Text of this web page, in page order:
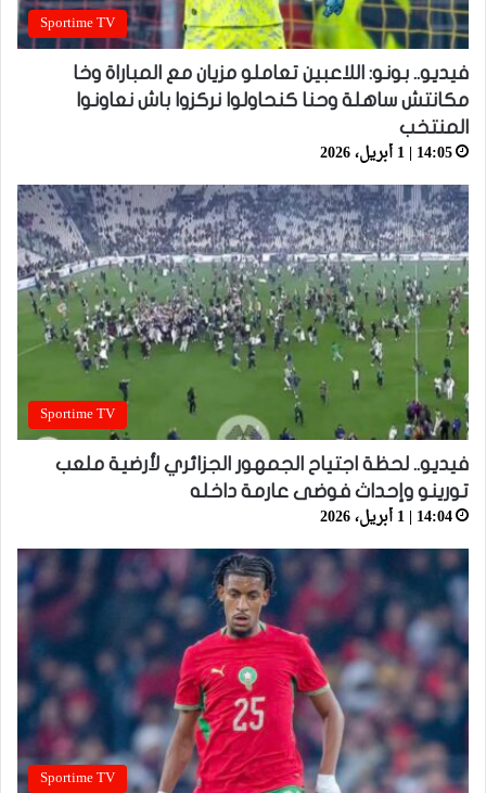
Sportime TV
فيديو.. بونو: اللاعبين تعاملو مزيان مع المباراة وخا
مكانتش ساهلة وحنا كنحاولوا نركزوا باش نعاونوا
المنتخب
14:05 | 1 أبريل، 2026
Sportime TV
فيديو.. لحظة اجتياح الجمهور الجزائري لأرضية ملعب
تورينو وإحداث فوضى عارمة داخله
14:04 | 1 أبريل، 2026
Sportime TV